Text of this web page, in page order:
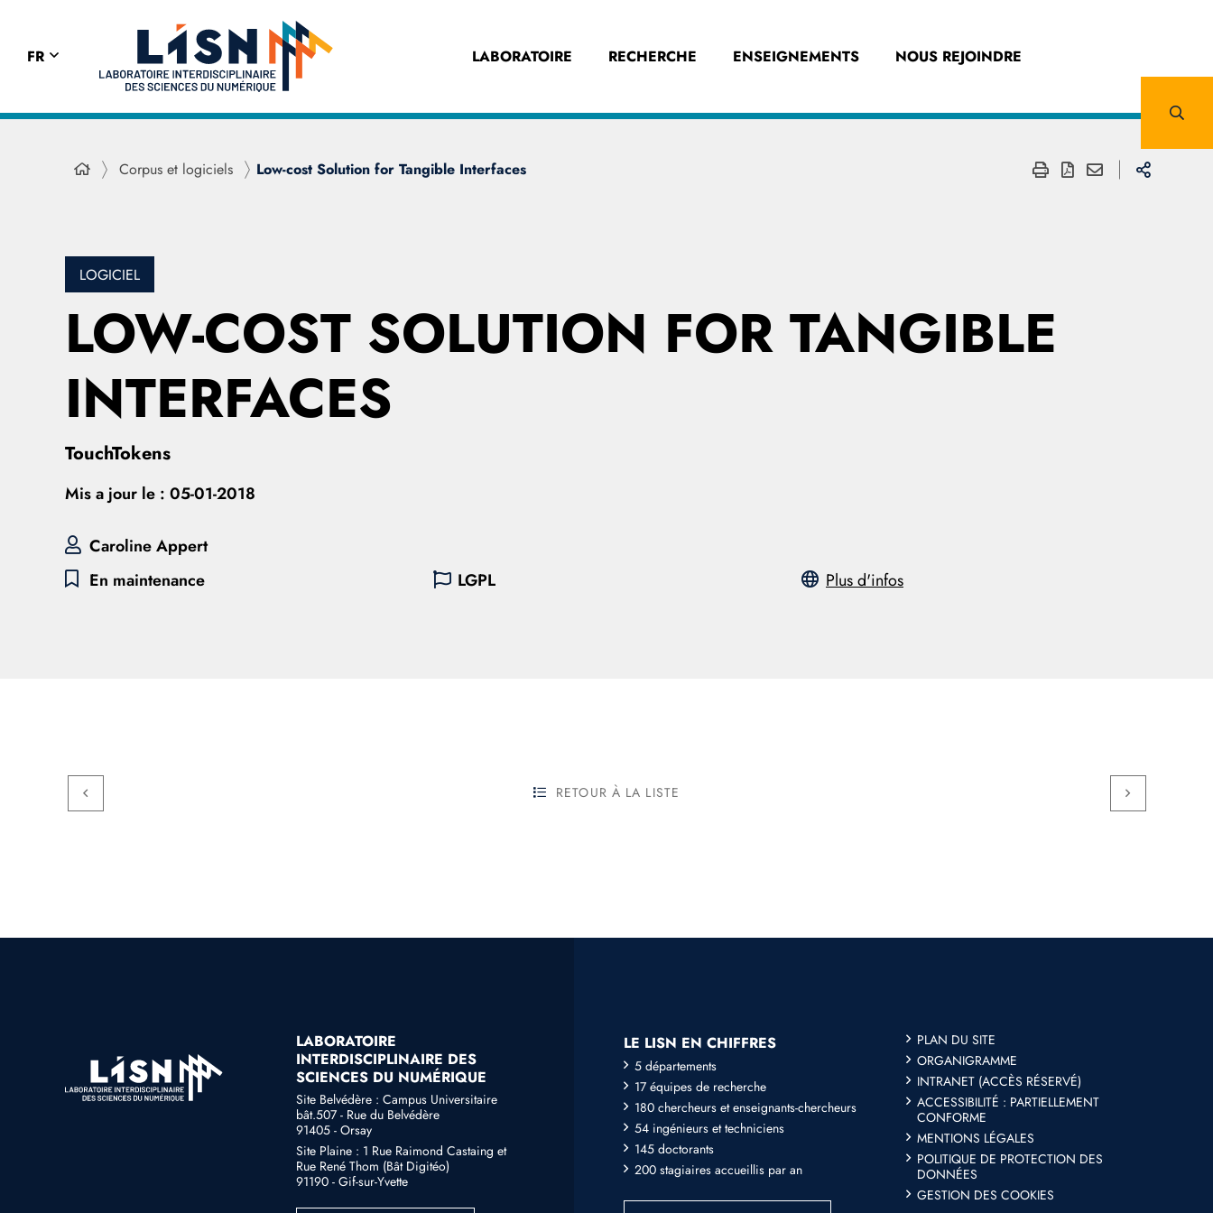
FR LABORATOIRE RECHERCHE ENSEIGNEMENTS NOUS REJOINDRE
Corpus et logiciels Low-cost Solution for Tangible Interfaces
LOGICIEL
LOW-COST SOLUTION FOR TANGIBLE
INTERFACES
TouchTokens
Mis a jour le : 05-01-2018
Caroline Appert
En maintenance
LGPL Plus d'infos
RETOUR À LA LISTE
LABORATOIRE
INTERDISCIPLINAIRE DES
SCIENCES DU NUMÉRIQUE
Site Belvédère : Campus Universitaire
bât.507 - Rue du Belvédère
91405 - Orsay
Site Plaine : 1 Rue Raimond Castaing et
Rue René Thom (Bât Digitéo)
91190 - Gif-sur-Yvette
LE LISN EN CHIFFRES
5 départements
17 équipes de recherche
180 chercheurs et enseignants-chercheurs
54 ingénieurs et techniciens
145 doctorants
200 stagiaires accueillis par an
PLAN DU SITE
ORGANIGRAMME
INTRANET (ACCÈS RÉSERVÉ)
ACCESSIBILITÉ : PARTIELLEMENT
CONFORME
MENTIONS LÉGALES
POLITIQUE DE PROTECTION DES
DONNÉES
GESTION DES COOKIES